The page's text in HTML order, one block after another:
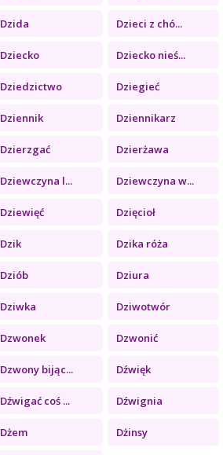
Dzida Dzieci z chó...
Dziecko Dziecko nieś...
Dziedzictwo Dziegieć
Dziennik Dziennikarz
Dzierzgać Dzierżawa
Dziewczyna l... Dziewczyna w...
Dziewięć Dzięcioł
Dzik Dzika róża
Dziób Dziura
Dziwka Dziwotwór
Dzwonek Dzwonić
Dzwony bijąc... Dźwięk
Dźwigać coś ... Dźwignia
Dżem Dżinsy